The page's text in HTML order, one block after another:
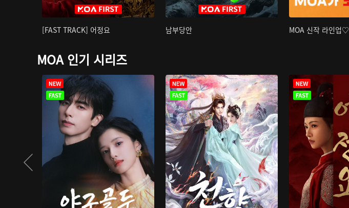
[FAST TRACK] 어정요 남부당안 MOA 신작 라인업♡
MOA 인기 시리즈